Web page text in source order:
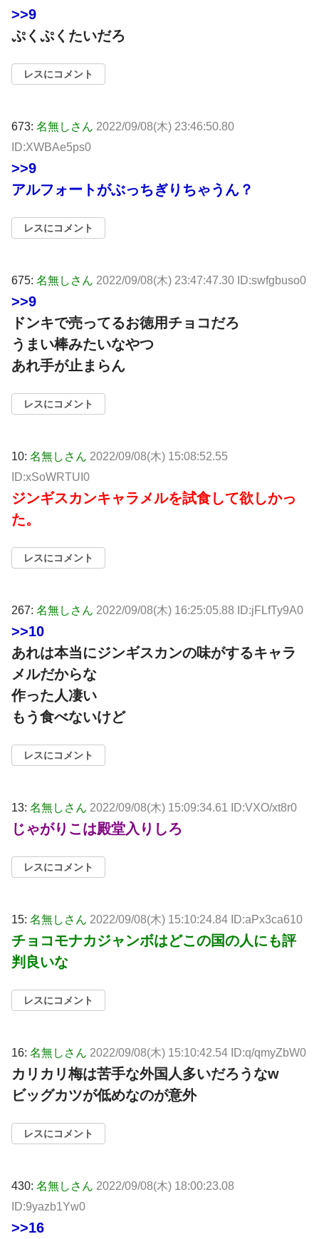
>>9
ぷくぷくたいだろ
レスにコメント
673: 名無しさん 2022/09/08(木) 23:46:50.80
ID:XWBAe5ps0
>>9
アルフォートがぶっちぎりちゃうん？
レスにコメント
675: 名無しさん 2022/09/08(木) 23:47:47.30 ID:swfgbuso0
>>9
ドンキで売ってるお徳用チョコだろ
うまい棒みたいなやつ
あれ手が止まらん
レスにコメント
10: 名無しさん 2022/09/08(木) 15:08:52.55
ID:xSoWRTUI0
ジンギスカンキャラメルを試食して欲しかっ
た。
レスにコメント
267: 名無しさん 2022/09/08(木) 16:25:05.88 ID:jFLfTy9A0
>>10
あれは本当にジンギスカンの味がするキャラ
メルだからな
作った人凄い
もう食べないけど
レスにコメント
13: 名無しさん 2022/09/08(木) 15:09:34.61 ID:VXO/xt8r0
じゃがりこは殿堂入りしろ
レスにコメント
15: 名無しさん 2022/09/08(木) 15:10:24.84 ID:aPx3ca610
チョコモナカジャンボはどこの国の人にも評
判良いな
レスにコメント
16: 名無しさん 2022/09/08(木) 15:10:42.54 ID:q/qmyZbW0
カリカリ梅は苦手な外国人多いだろうなw
ビッグカツが低めなのが意外
レスにコメント
430: 名無しさん 2022/09/08(木) 18:00:23.08
ID:9yazb1Yw0
>>16